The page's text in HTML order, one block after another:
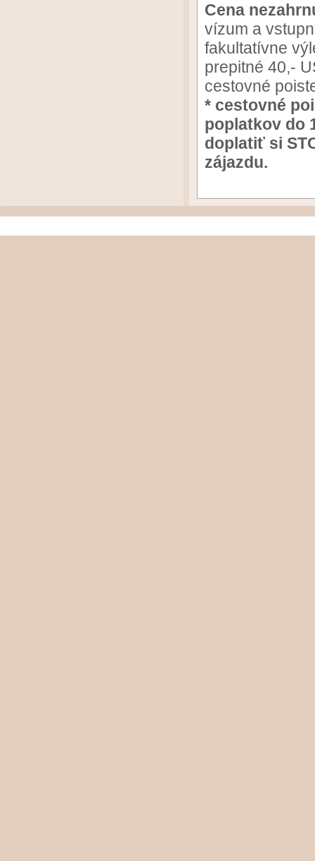
Cena
vízum a
fakultatívne
prepitné 40,-
cestovné
* cestovné
poplatkov do
doplatiť si
zájazdu.